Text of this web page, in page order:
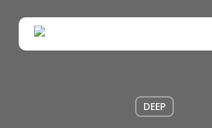
content
DEEP